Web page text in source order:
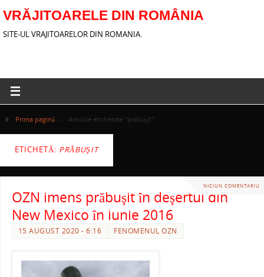
VRĂJITOARELE DIN ROMÂNIA
SITE-UL VRAJITOARELOR DIN ROMANIA.
Prima pagină » Articole etichetate "prăbuşit"
ETICHETĂ: PRĂBUŞIT
NICIUN COMENTARIU
OZN imens prăbuşit în deşertul din
New Mexico în iunie 2016
15 AUGUST 2020 - 6:16 FENOMENUL OZN